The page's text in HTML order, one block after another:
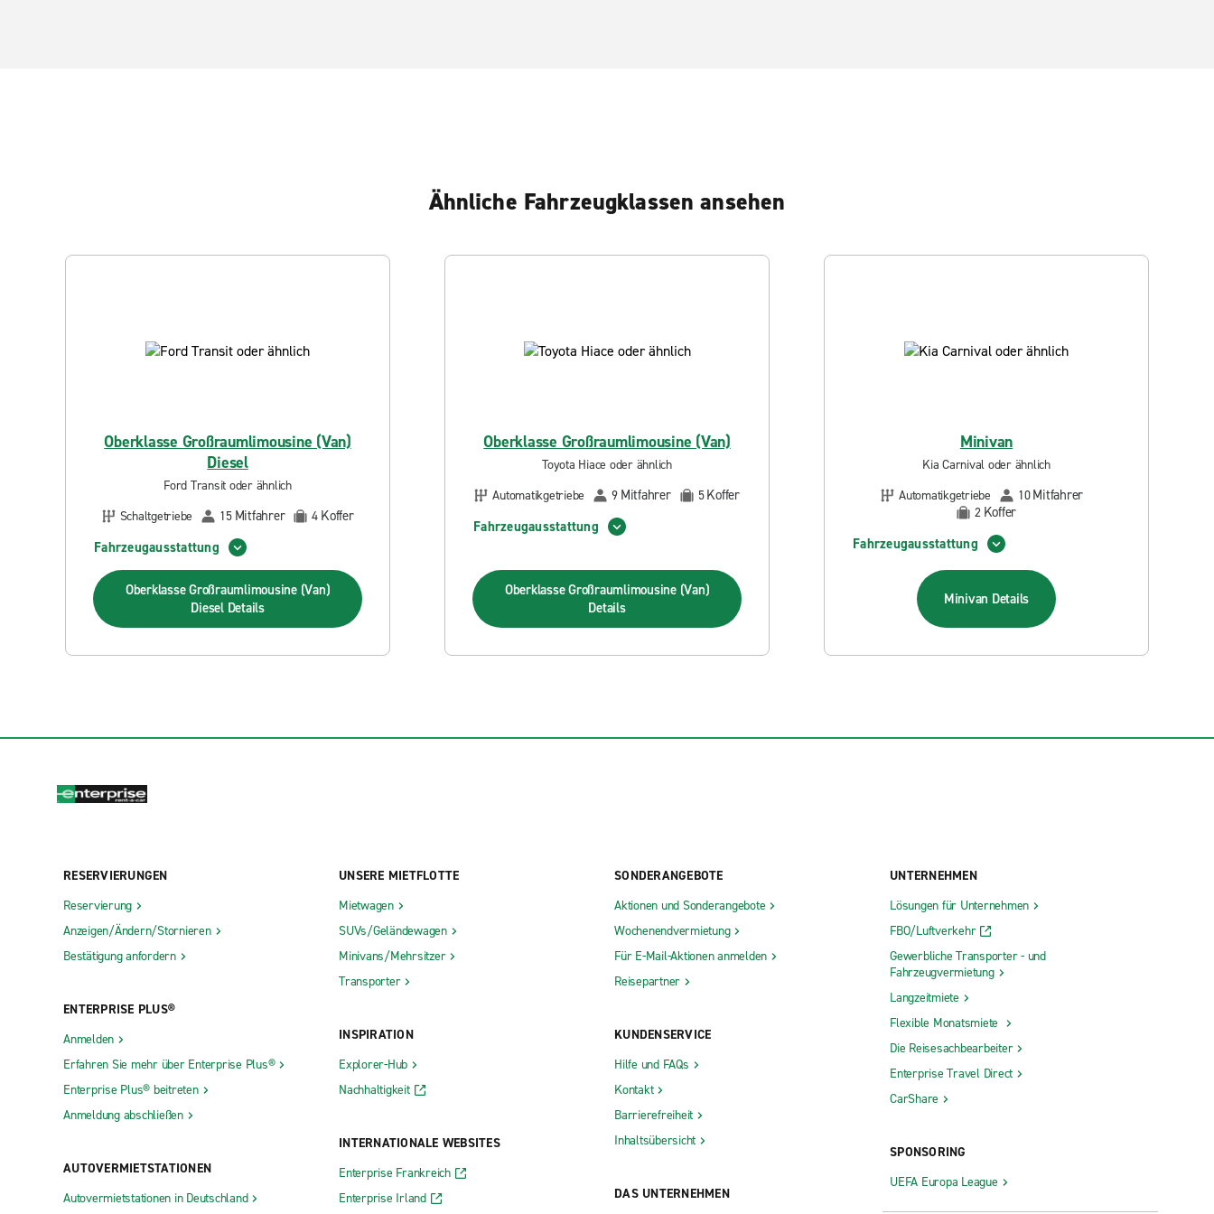
Ähnliche Fahrzeugklassen ansehen
Oberklasse Großraumlimousine (Van)
Diesel
Ford Transit oder ähnlich
Schaltgetriebe
15 Mitfahrer 4 Koffer
Fahrzeugausstattung
Oberklasse Großraumlimousine (Van)
Diesel Details
Oberklasse Großraumlimousine (Van)
Toyota Hiace oder ähnlich
Automatikgetriebe
9 Mitfahrer 5Koffer
Fahrzeugausstattung
Oberklasse Großraumlimousine (Van)
Details
Minivan
Kia Carnival oder ähnlich
Automatikgetriebe
10Mitfahrer
2 Koffer
Fahrzeugausstattung
Minivan Details
RESERVIERUNGEN
Reservierung
Anzeigen/Ändern/Stornieren
Bestätigung anfordern
ENTERPRISE PLUS®
Anmelden
Erfahren Sie mehr über Enterprise Plus®
Enterprise Plus® beitreten
Anmeldung abschließen
AUTOVERMIETSTATIONEN
Autovermietstationen in Deutschland
UNSERE MIETFLOTTE
Mietwagen
SUVs/Geländewagen
Minivans/Mehrsitzer
Transporter
INSPIRATION
Explorer-Hub
Nachhaltigkeit
INTERNATIONALE WEBSITES
Enterprise Frankreich
Enterprise Irland
SONDERANGEBOTE
Aktionen und Sonderangebote
Wochenendvermietung
Für E-Mail-Aktionen anmelden
Reisepartner
KUNDENSERVICE
Hilfe und FAQs
Kontakt
Barrierefreiheit
Inhaltsübersicht
DAS UNTERNEHMEN
UNTERNEHMEN
Lösungen für Unternehmen
FBO/Luftverkehr
Gewerbliche Transporter - und
Fahrzeugvermietung
Langzeitmiete
Flexible Monatsmiete
Die Reisesachbearbeiter
Enterprise Travel Direct
CarShare
SPONSORING
UEFA Europa League